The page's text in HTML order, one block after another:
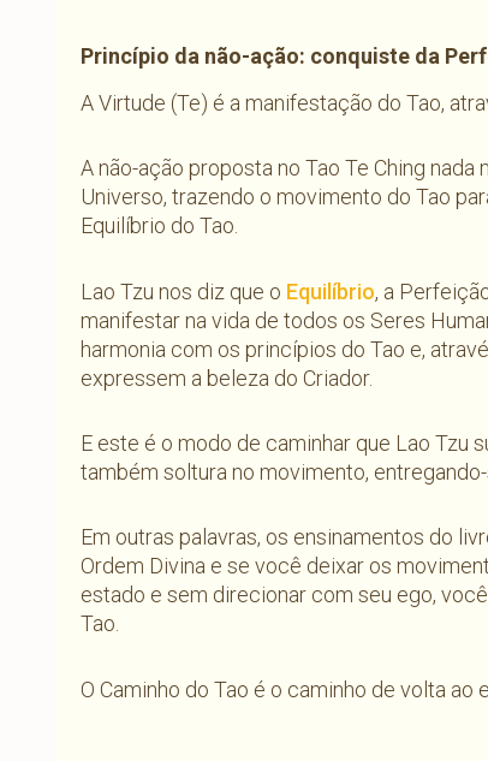
Princípio da não-ação: conquiste da
A Virtude (Te) é a manifestação do Tao,
A não-ação proposta no Tao Te Ching
Universo, trazendo o movimento do Tao
Equilíbrio do Tao.
Lao Tzu nos diz que o Equilíbrio, a
manifestar na vida de todos os Seres
harmonia com os princípios do Tao e,
expressem a beleza do Criador.
E este é o modo de caminhar que Lao Tzu
também soltura no movimento,
Em outras palavras, os ensinamentos do
Ordem Divina e se você deixar os
estado e sem direcionar com seu ego,
Tao.
O Caminho do Tao é o caminho de volta ao